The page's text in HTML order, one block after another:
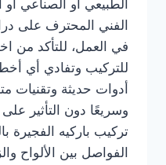
الطبيعي أو الصناعي
الفني المحترف على
في العمل، للتأكد من
للتركيب وتفادي أي
أدوات حديثة وتقنيات
وسريعًا دون التأثير
تركيب باركيه الفجيرة
الفواصل بين الألواح